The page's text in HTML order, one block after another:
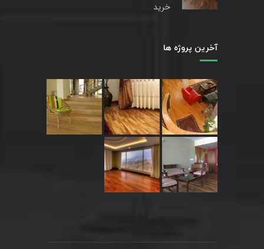
خرید
آخرین پروژه ها